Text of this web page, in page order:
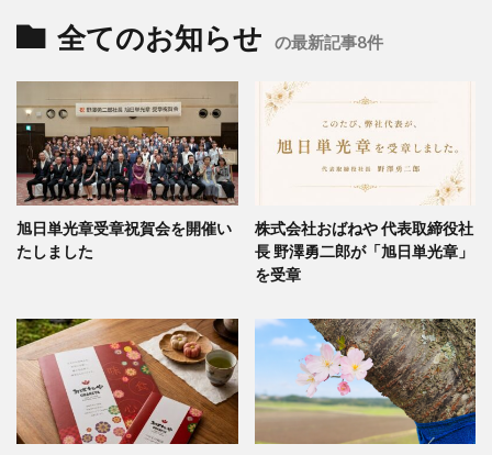
全てのお知らせ の最新記事8件
旭日単光章受章祝賀会を開催い
たしました
株式会社おばねや 代表取締役社
長 野澤勇二郎が「旭日単光章」
を受章